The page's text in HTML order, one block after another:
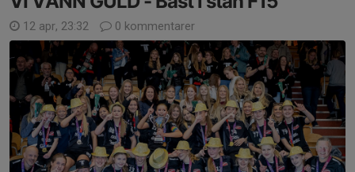
12 apr, 23:32 0 kommentarer